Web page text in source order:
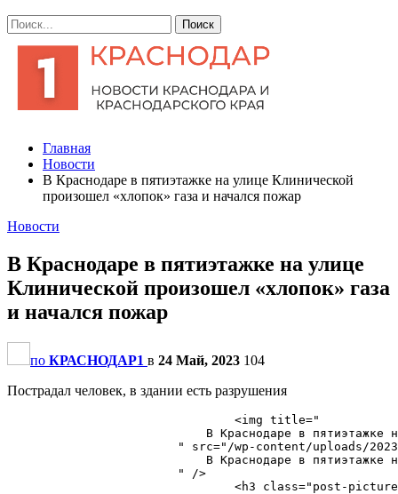
Главная
Новости
В Краснодаре в пятиэтажке на улице Клинической
произошел «хлопок» газа и начался пожар
Новости
В Краснодаре в пятиэтажке на улице
Клинической произошел «хлопок» газа
и начался пожар
по КРАСНОДАР1 в 24 Май, 2023 104
Пострадал человек, в здании есть разрушения
                                <img title="
В Краснодаре в
" src="/wp-content/uploads/
В Краснодаре в
                        " />